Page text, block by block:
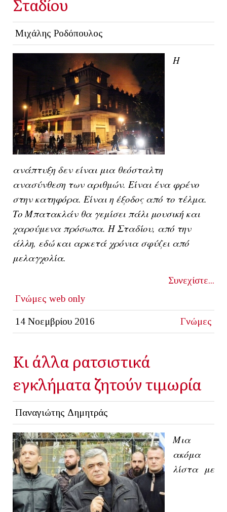
Μιχάλης Ροδόπουλος
Η
ανάπτυξη δεν είναι μια θεόσταλτη
ανασύνθεση των αριθμών. Είναι ένα φρένο
στην κατηφόρα. Είναι η έξοδος από το τέλμα.
Το Μπατακλάν θα γεμίσει πάλι μουσική και
χαρούμενα πρόσωπα. Η Σταδίου, από την
άλλη, εδώ και αρκετά χρόνια σφύζει από
μελαγχολία.
Συνεχίστε...
Γνώμες web only
14 Νοεμβρίου 2016 Γνώμες
Κι άλλα ρατσιστικά
εγκλήματα ζητούν τιμωρία
Παναγιώτης Δημητράς
Μια
ακόμα
λίστα με